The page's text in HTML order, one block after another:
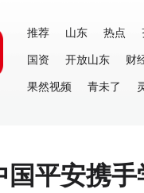
推荐 山东 热点
国资
开放山东 财
果然视频
青未了
国平安携手